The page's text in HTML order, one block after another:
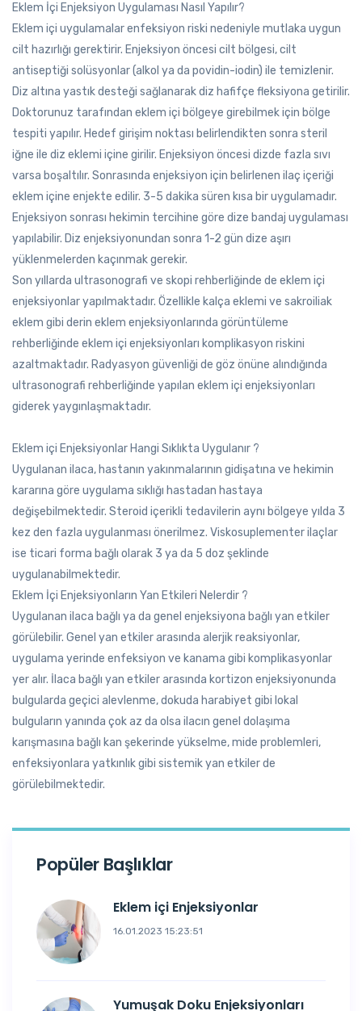
Eklem İçi Enjeksiyon Uygulaması Nasıl Yapılır?
Eklem içi uygulamalar enfeksiyon riski nedeniyle mutlaka uygun
cilt hazırlığı gerektirir. Enjeksiyon öncesi cilt bölgesi, cilt
antiseptiği solüsyonlar (alkol ya da povidin-iodin) ile temizlenir.
Diz altına yastık desteği sağlanarak diz hafifçe fleksiyona getirilir.
Doktorunuz tarafından eklem içi bölgeye girebilmek için bölge
tespiti yapılır. Hedef girişim noktası belirlendikten sonra steril
iğne ile diz eklemi içine girilir. Enjeksiyon öncesi dizde fazla sıvı
varsa boşaltılır. Sonrasında enjeksiyon için belirlenen ilaç içeriği
eklem içine enjekte edilir. 3-5 dakika süren kısa bir uygulamadır.
Enjeksiyon sonrası hekimin tercihine göre dize bandaj uygulaması
yapılabilir. Diz enjeksiyonundan sonra 1-2 gün dize aşırı
yüklenmelerden kaçınmak gerekir.
Son yıllarda ultrasonografi ve skopi rehberliğinde de eklem içi
enjeksiyonlar yapılmaktadır. Özellikle kalça eklemi ve sakroiliak
eklem gibi derin eklem enjeksiyonlarında görüntüleme
rehberliğinde eklem içi enjeksiyonları komplikasyon riskini
azaltmaktadır. Radyasyon güvenliği de göz önüne alındığında
ultrasonografi rehberliğinde yapılan eklem içi enjeksiyonları
giderek yaygınlaşmaktadır.
Eklem içi Enjeksiyonlar Hangi Sıklıkta Uygulanır ?
Uygulanan ilaca, hastanın yakınmalarının gidişatına ve hekimin
kararına göre uygulama sıklığı hastadan hastaya
değişebilmektedir. Steroid içerikli tedavilerin aynı bölgeye yılda 3
kez den fazla uygulanması önerilmez. Viskosuplementer ilaçlar
ise ticari forma bağlı olarak 3 ya da 5 doz şeklinde
uygulanabilmektedir.
Eklem İçi Enjeksiyonların Yan Etkileri Nelerdir ?
Uygulanan ilaca bağlı ya da genel enjeksiyona bağlı yan etkiler
görülebilir. Genel yan etkiler arasında alerjik reaksiyonlar,
uygulama yerinde enfeksiyon ve kanama gibi komplikasyonlar
yer alır. İlaca bağlı yan etkiler arasında kortizon enjeksiyonunda
bulgularda geçici alevlenme, dokuda harabiyet gibi lokal
bulguların yanında çok az da olsa ilacın genel dolaşıma
karışmasına bağlı kan şekerinde yükselme, mide problemleri,
enfeksiyonlara yatkınlık gibi sistemik yan etkiler de
görülebilmektedir.
Popüler Başlıklar
Eklem içi Enjeksiyonlar
16.01.2023 15:23:51
Yumuşak Doku Enjeksiyonları